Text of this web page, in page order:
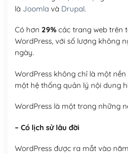
là Joomla và Drupal.
Có hơn 29%các trang web trên
WordPress, với số lượng không
ngày.
WordPress không chỉ là một
một hệ thống quản lý nội dung
WordPress là một trong những
– Có lịch sử lâu đời
WordPress được ra mắt vào năm